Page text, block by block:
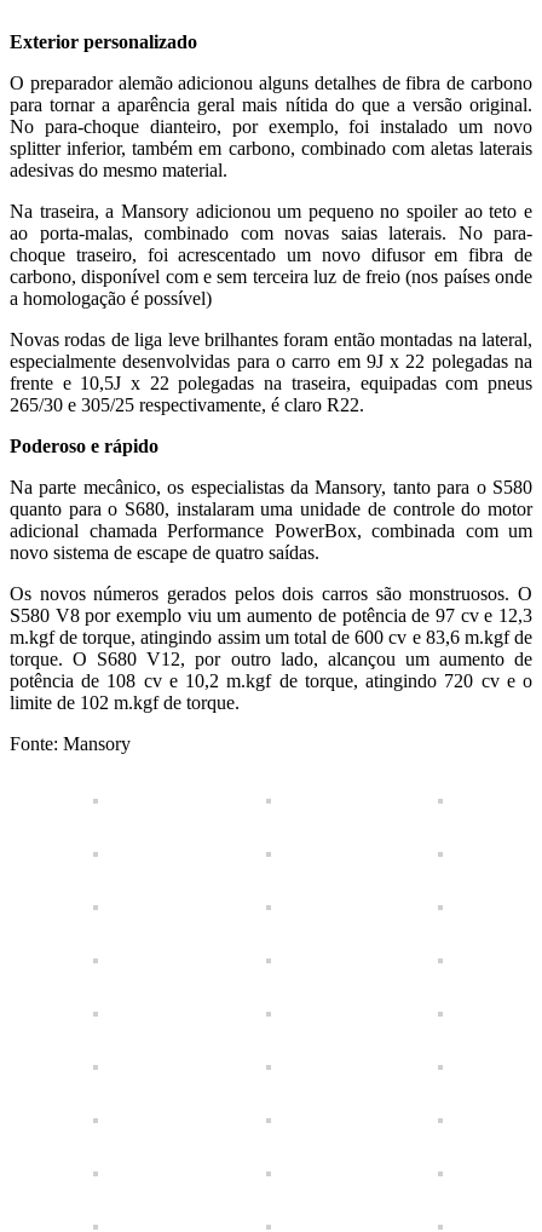
Exterior personalizado
O preparador alemão adicionou alguns detalhes de fibra de carbono
para tornar a aparência geral mais nítida do que a versão original.
No para-choque dianteiro, por exemplo, foi instalado um novo
splitter inferior, também em carbono, combinado com aletas laterais
adesivas do mesmo material.
Na traseira, a Mansory adicionou um pequeno no spoiler ao teto e
ao porta-malas, combinado com novas saias laterais. No para-
choque traseiro, foi acrescentado um novo difusor em fibra de
carbono, disponível com e sem terceira luz de freio (nos países onde
a homologação é possível)
Novas rodas de liga leve brilhantes foram então montadas na lateral,
especialmente desenvolvidas para o carro em 9J x 22 polegadas na
frente e 10,5J x 22 polegadas na traseira, equipadas com pneus
265/30 e 305/25 respectivamente, é claro R22.
Poderoso e rápido
Na parte mecânico, os especialistas da Mansory, tanto para o S580
quanto para o S680, instalaram uma unidade de controle do motor
adicional chamada Performance PowerBox, combinada com um
novo sistema de escape de quatro saídas.
Os novos números gerados pelos dois carros são monstruosos. O
S580 V8 por exemplo viu um aumento de potência de 97 cv e 12,3
m.kgf de torque, atingindo assim um total de 600 cv e 83,6 m.kgf de
torque. O S680 V12, por outro lado, alcançou um aumento de
potência de 108 cv e 10,2 m.kgf de torque, atingindo 720 cv e o
limite de 102 m.kgf de torque.
Fonte: Mansory